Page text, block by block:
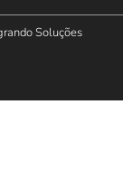
Soluções